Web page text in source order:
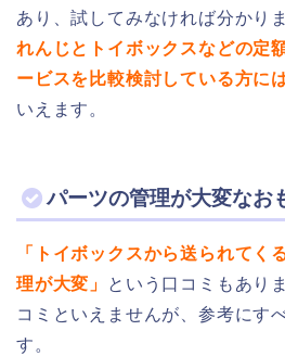
あり、試してみなければ分かり
れんじとトイボックスなどの定
ービスを比較検討している方に
いえます。
パーツの管理が大変なお
「トイボックスから送られてく
理が大変」
という口コミもあり
コミといえませんが、参考にす
す。